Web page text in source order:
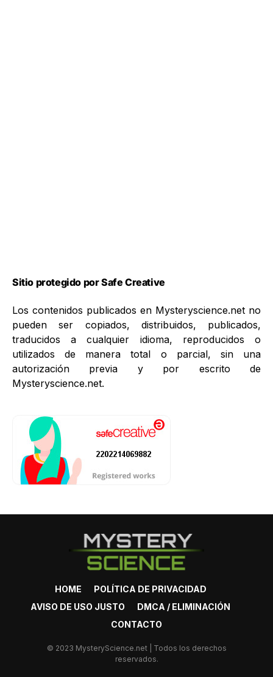
Sitio protegido por Safe Creative
Los contenidos publicados en Mysteryscience.net no
pueden ser copiados, distribuidos, publicados,
traducidos a cualquier idioma, reproducidos o
utilizados de manera total o parcial, sin una
autorización previa y por escrito de
Mysteryscience.net.
HOME
POLÍTICA DE PRIVACIDAD
AVISO DE USO JUSTO
DMCA / ELIMINACIÓN
CONTACTO
© 2023 MysteryScience.net | Todos los derechos
reservados.